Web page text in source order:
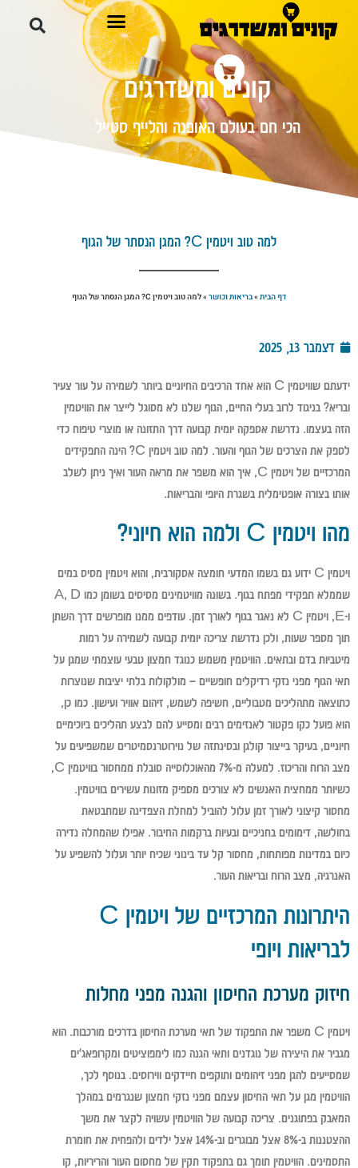
קונים ומשדרגים
הכי חם בעולם האופנה והלייף סטייל
למה טוב ויטמין C? המגן הנסתר של הגוף
דף הבית»בריאות וכושר»למה טוב ויטמין C? המגן הנסתר של הגוף
דצמבר 13, 2025
ידעתם שוויטמין C הוא אחד הרכיבים החיוניים ביותר לשמירה על עור צעיר
ובריא? בניגוד לרוב בעלי החיים, הגוף שלנו לא מסוגל לייצר את הוויטמין
הזה בעצמו. נדרשת אספקה יומית קבועה דרך התזונה או מוצרי טיפוח כדי
לספק את הצרכים של הגוף והעור. למה טוב ויטמין C? הינה התפקידים
המרכזיים של ויטמין C, איך הוא משפר את מראה העור ואיך ניתן לשלב
אותו בצורה אופטימלית בשגרת היופי והבריאות.
מהו ויטמין C ולמה הוא חיוני?
ויטמין C ידוע גם בשמו המדעי חומצה אסקורבית, והוא ויטמין מסיס במים
שממלא תפקידי מפתח בגוף. בשונה מוויטמינים מסיסים בשומן כמו A, D
ו-E, ויטמין C לא נאגר בגוף לאורך זמן. עודפים ממנו מופרשים דרך השתן
תוך מספר שעות, ולכן נדרשת צריכה יומית קבועה לשמירה על רמות
מיטביות בדם ובתאים. הוויטמין משמש כנוגד חמצון טבעי עוצמתי שמגן על
תאי הגוף מפני נזקי רדיקלים חופשיים – מולקולות בלתי יציבות שנוצרות
כתוצאה מתהליכים מטבוליים, חשיפה לשמש, זיהום אוויר ועישון. כמו כן,
הוא פועל כקו פקטור לאנזימים רבים ומסייע להם לבצע תהליכים ביוכימיים
חיוניים, בעיקר בייצור קולגן ובסינתזה של נוירוטרנסמיטרים שמשפיעים על
מצב הרוח והריכוז. למעלה מ-7% מהאוכלוסייה סובלת ממחסור בוויטמין C,
כשיותר ממחצית האנשים לא צורכים מספיק מזונות עשירים בוויטמין.
מחסור קיצוני לאורך זמן עלול להוביל למחלת הצפדינה שמתבטאת
בחולשה, דימומים בחניכיים ובעיות ברקמות החיבור. אפילו שהמחלה נדירה
כיום במדינות מפותחות, מחסור קל עד בינוני שכיח יותר ועלול להשפיע על
האנרגיה, מצב הרוח ובריאות העור.
היתרונות המרכזיים של ויטמין C
לבריאות ויופי
חיזוק מערכת החיסון והגנה מפני מחלות
ויטמין C משפר את התפקוד של תאי מערכת החיסון בדרכים מורכבות. הוא
מגביר את היצירה של נוגדנים ותאי הגנה כמו לימפוציטים ומקרופאג'ים
שמסייעים להגן מפני זיהומים ותוקפים חיידקים ווירוסים. בנוסף לכך,
הוויטמין מגן על תאי החיסון עצמם מפני נזקי חמצון שנגרמים במהלך
המאבק בפתוגנים. צריכה קבועה של הוויטמין עשויה לקצר את משך
ההצטננות ב-8% אצל מבוגרים וב-14% אצל ילדים ולהפחית את חומרת
התסמינים. הוויטמין תומך גם בתפקוד תקין של מחסום העור והריריות, קו